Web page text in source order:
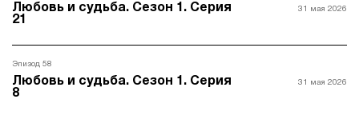
Любовь и судьба. Сезон 1. Серия
21
31 мая 2026
Эпизод 58
Любовь и судьба. Сезон 1. Серия
8
31 мая 2026